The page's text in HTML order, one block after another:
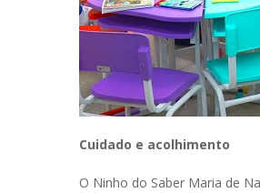
Cuidado e acolhimento
O Ninho do Saber Maria de